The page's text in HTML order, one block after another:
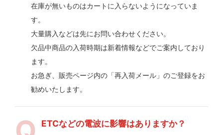
在庫が無いものはカートに入らないようになっていま
す。
大量購入などは先にお問い合わせください。
欠品中商品の入荷時期は新着情報などでご案内しており
ます。
お急ぎ、販売ページ内の「再入荷メール」のご登録をお
勧めいたします。
ETCなどの電波に影響はありますか？